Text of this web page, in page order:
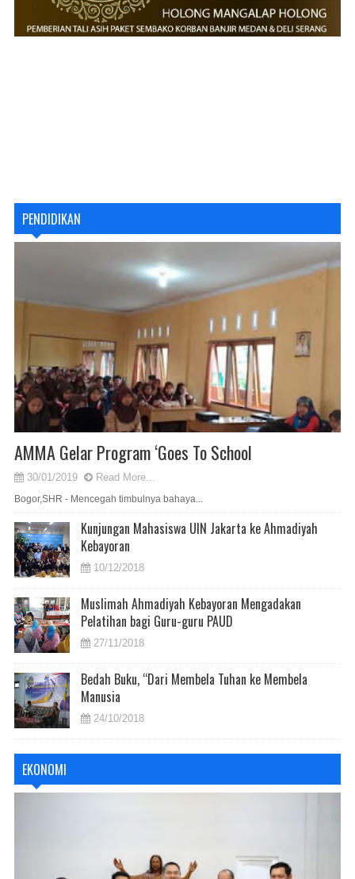
PENDIDIKAN
AMMA Gelar Program ‘Goes To School
30/01/2019 Read More...
Bogor,SHR - Mencegah timbulnya bahaya...
Kunjungan Mahasiswa UIN Jakarta ke Ahmadiyah
Kebayoran
10/12/2018
Muslimah Ahmadiyah Kebayoran Mengadakan
Pelatihan bagi Guru-guru PAUD
27/11/2018
Bedah Buku, “Dari Membela Tuhan ke Membela
Manusia
24/10/2018
EKONOMI